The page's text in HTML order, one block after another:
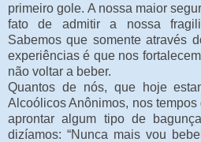
primeiro gole. A nossa maior
fato de admitir a nossa
Sabemos que somente através
experiências é que nos
não voltar a beber.
Quantos de nós, que hoje
Alcoólicos Anônimos, nos
aprontar algum tipo de
dizíamos: “Nunca mais vou